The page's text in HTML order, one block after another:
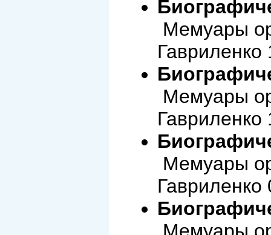
Мемуары
Мемуары
Мемуары